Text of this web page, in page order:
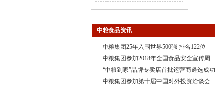
中粮食品资讯
中粮集团25年入围世界500强 排名122位
中粮集团参加2018年全国食品安全宣传周
“中粮到家”品牌专卖店首批运营商遴选成功
中粮集团参加第十届中国对外投资洽谈会